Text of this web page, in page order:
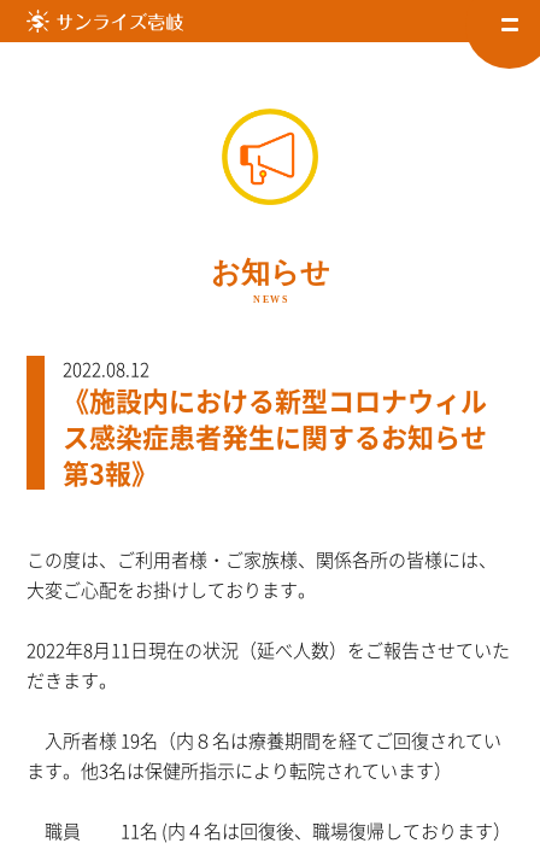
お知らせ
NEWS
《施設内における新型コロナウィル
ス感染症患者発生に関するお知らせ
第3報》
2022.08.12
この度は、ご利用者様・ご家族様、関係各所の皆様には、
大変ご心配をお掛けしております。
2022年8月11日現在の状況（延べ人数）をご報告させていた
だきます。
入所者様 19名（内８名は療養期間を経てご回復されてい
ます。他3名は保健所指示により転院されています）
職員 11名 (内４名は回復後、職場復帰しております）